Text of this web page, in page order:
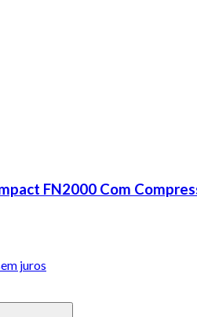
FN2000 Com
juros